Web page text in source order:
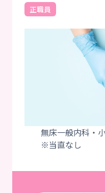
正職員
無床一般内科・